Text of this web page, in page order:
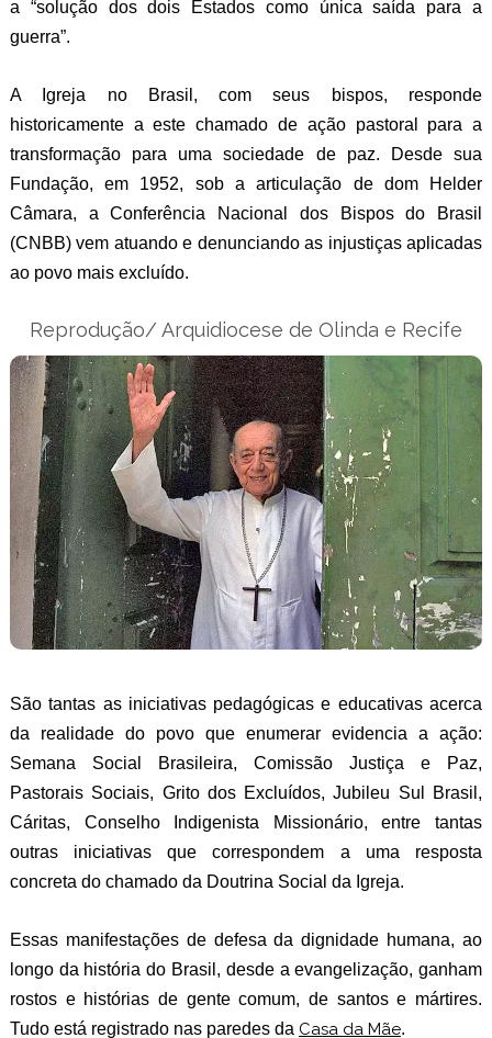
a “solução dos dois Estados como única saída para a
guerra”.
A Igreja no Brasil, com seus bispos, responde
historicamente a este chamado de ação pastoral para a
transformação para uma sociedade de paz. Desde sua
Fundação, em 1952, sob a articulação de dom Helder
Câmara, a Conferência Nacional dos Bispos do Brasil
(CNBB) vem atuando e denunciando as injustiças aplicadas
ao povo mais excluído.
Reprodução/ Arquidiocese de Olinda e Recife
São tantas as iniciativas pedagógicas e educativas acerca
da realidade do povo que enumerar evidencia a ação:
Semana Social Brasileira, Comissão Justiça e Paz,
Pastorais Sociais, Grito dos Excluídos, Jubileu Sul Brasil,
Cáritas, Conselho Indigenista Missionário, entre tantas
outras iniciativas que correspondem a uma resposta
concreta do chamado da Doutrina Social da Igreja.
Essas manifestações de defesa da dignidade humana, ao
longo da história do Brasil, desde a evangelização, ganham
rostos e histórias de gente comum, de santos e mártires.
Tudo está registrado nas paredes da Casa da Mãe.